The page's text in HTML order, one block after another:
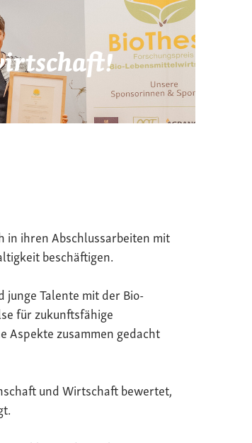
in ihren Abschlussarbeiten mit
beschäftigen.
Talente mit der Bio-
für zukunftsfähige
Aspekte zusammen gedacht
und Wirtschaft bewertet,